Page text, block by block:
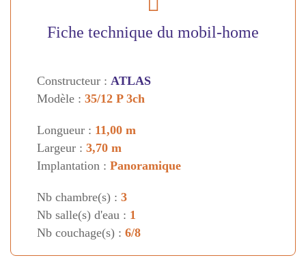
Fiche technique du mobil-home
Constructeur : ATLAS
Modèle : 35/12 P 3ch
Longueur : 11,00 m
Largeur : 3,70 m
Implantation : Panoramique
Nb chambre(s) : 3
Nb salle(s) d'eau : 1
Nb couchage(s) : 6/8